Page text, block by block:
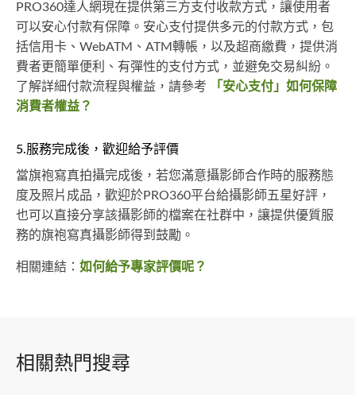
PRO360達人網現在提供第三方支付收款方式，讓使用者
可以安心付款有保障。安心支付提供多元的付款方式，包
括信用卡、WebATM、ATM轉帳，以及超商繳費，提供消
費者更簡單便利、有彈性的支付方式，並避免交易糾紛。
了解詳細付款流程與權益，請參考
「安心支付」如何保障
消費者權益？
5.服務完成後，歡迎給予評價
當旗袍寫真拍攝完成後，若您滿意攝影師合作時的服務態
度及照片成品，歡迎於PRO360平台給攝影師五星好評，
也可以直接分享該攝影師的檔案在社群中，讓提供優質服
務的旗袍寫真攝影師得到鼓勵。
相關連結： 如何給予專家評價呢？
相關熱門搜尋